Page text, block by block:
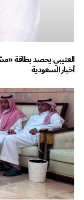
العتيبي يحصد بطاقة
أخبار السعودية